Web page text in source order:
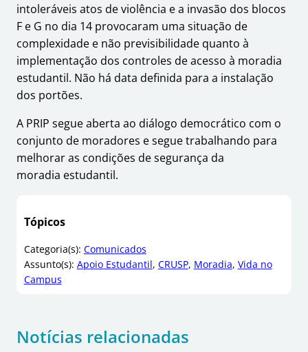
intoleráveis atos de violência e a invasão dos blocos
F e G no dia 14 provocaram uma situação de
complexidade e não previsibilidade quanto à
implementação dos controles de acesso à moradia
estudantil. Não há data definida para a instalação
dos portões.
A PRIP segue aberta ao diálogo democrático com o
conjunto de moradores e segue trabalhando para
melhorar as condições de segurança da
moradia estudantil.
Tópicos
Categoria(s): Comunicados
Assunto(s): Apoio Estudantil, CRUSP, Moradia, Vida no
Campus
Notícias relacionadas